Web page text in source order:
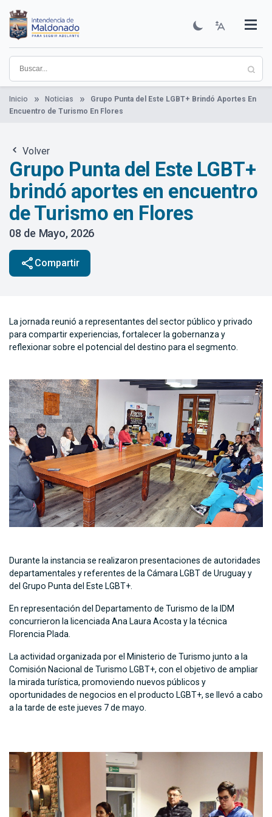
contenido
principal
Institucional
Municipios
Descubre Maldonado
Comunicación
Servicios
Guía De Trámites
Ver Noticias
Inicio Noticias
Grupo Punta del Este LGBT+ Brindó Aportes En
Encuentro de Turismo En Flores
Volver
Grupo Punta del Este LGBT+
brindó aportes en encuentro
de Turismo en Flores
08 de Mayo, 2026
share Compartir
La jornada reunió a representantes del sector público y privado
para compartir experiencias, fortalecer la gobernanza y
reflexionar sobre el potencial del destino para el segmento.
Durante la instancia se realizaron presentaciones de autoridades
departamentales y referentes de la Cámara LGBT de Uruguay y
del Grupo Punta del Este LGBT+.
En representación del Departamento de Turismo de la IDM
concurrieron la licenciada Ana Laura Acosta y la técnica
Florencia Plada.
La actividad organizada por el Ministerio de Turismo junto a la
Comisión Nacional de Turismo LGBT+, con el objetivo de ampliar
la mirada turística, promoviendo nuevos públicos y
oportunidades de negocios en el producto LGBT+, se llevó a cabo
a la tarde de este jueves 7 de mayo.